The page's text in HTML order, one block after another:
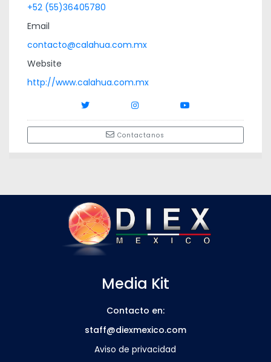
+52 (55)36405780
Email
contacto@calahua.com.mx
Website
http://www.calahua.com.mx
Contactanos
Media Kit
Contacto en:
staff@diexmexico.com
Aviso de privacidad